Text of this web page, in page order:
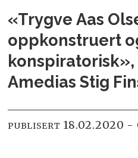
«Trygve Aas
oppkonstruert
Amedias Stig
PUBLISERT 18.02.2020 -